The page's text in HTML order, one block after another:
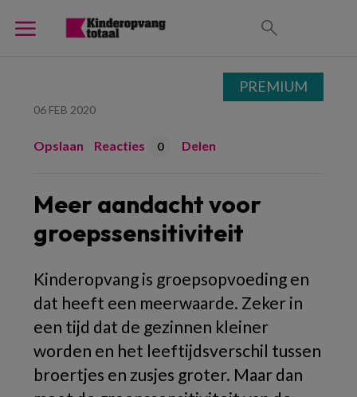
06 FEB 2020
Opslaan Reacties 0 Delen
Meer aandacht voor
groepssensitiviteit
Kinderopvang is groepsopvoeding en
dat heeft een meerwaarde. Zeker in
een tijd dat de gezinnen kleiner
worden en het leeftijdsverschil tussen
broertjes en zusjes groter. Maar dan
PREMIUM